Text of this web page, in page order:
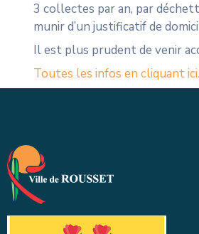
3 collectes par an, par
munir d’un justificatif de
Il est plus prudent de venir
Toutes les infos en cliquant ici.